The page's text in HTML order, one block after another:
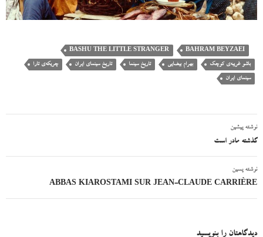
BAHRAM BEYZAEI
BASHU THE LITTLE STRANGER
باشو غریبه‌ی کوچک بهرام بیضایی تاریخ سینما تاریخ سینمای ایران چریکه‌ی تارا
سینمای ایران
ناوبری
نوشته
نوشته پیشین
گذشته مادر است
نوشته پسین
ABBAS KIAROSTAMI SUR JEAN-CLAUDE CARRIÈRE
دیدگاهتان را بنویسید